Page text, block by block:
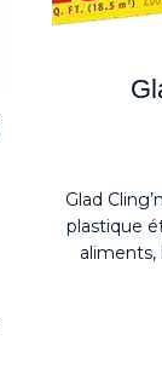
Glad
plastique
aliments,